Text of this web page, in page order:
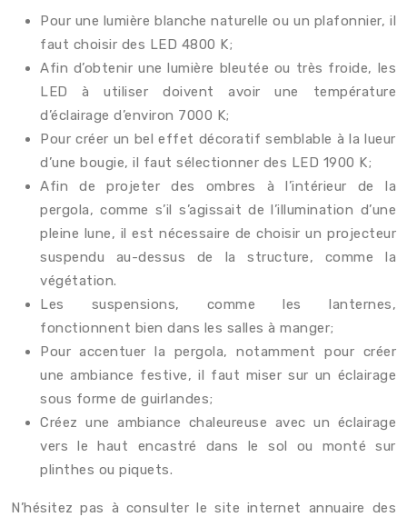
Pour une lumière blanche naturelle ou un plafonnier, il
faut choisir des LED 4800 K;
Afin d’obtenir une lumière bleutée ou très froide, les
LED à utiliser doivent avoir une température
d’éclairage d’environ 7000 K;
Pour créer un bel effet décoratif semblable à la lueur
d’une bougie, il faut sélectionner des LED 1900 K;
Afin de projeter des ombres à l’intérieur de la
pergola, comme s’il s’agissait de l’illumination d’une
pleine lune, il est nécessaire de choisir un projecteur
suspendu au-dessus de la structure, comme la
végétation.
Les suspensions, comme les lanternes,
fonctionnent bien dans les salles à manger;
Pour accentuer la pergola, notamment pour créer
une ambiance festive, il faut miser sur un éclairage
sous forme de guirlandes;
Créez une ambiance chaleureuse avec un éclairage
vers le haut encastré dans le sol ou monté sur
plinthes ou piquets.
N’hésitez pas à consulter le site internet annuaire des